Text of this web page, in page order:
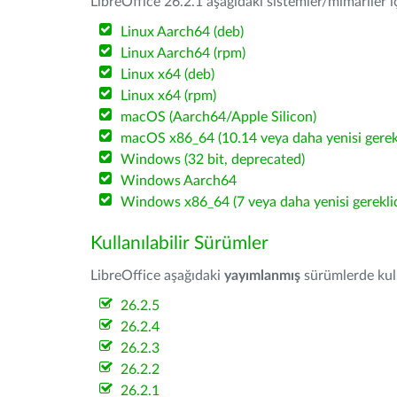
Linux Aarch64 (deb)
Linux Aarch64 (rpm)
Linux x64 (deb)
Linux x64 (rpm)
macOS (Aarch64/Apple Silicon)
macOS x86_64 (10.14 veya daha yenisi
Windows (32 bit, deprecated)
Windows Aarch64
Windows x86_64 (7 veya daha yenisi
Kullanılabilir Sürümler
LibreOffice aşağıdaki yayımlanmış sürümlerde
26.2.5
26.2.4
26.2.3
26.2.2
26.2.1